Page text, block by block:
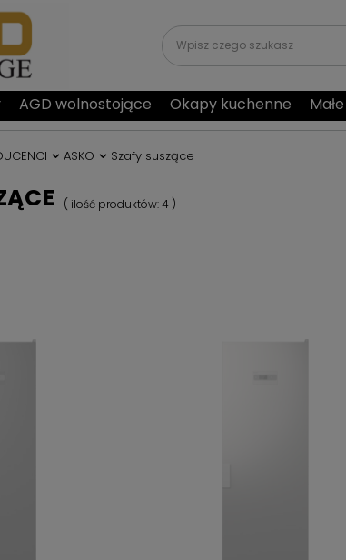
AGD wolnostojące Okapy kuchenne
ASKO Szafy suszące
( ilość produktów:4 )